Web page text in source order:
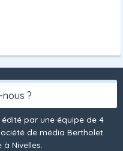
?
par une équipe de 4
de média Bertholet
Nivelles.